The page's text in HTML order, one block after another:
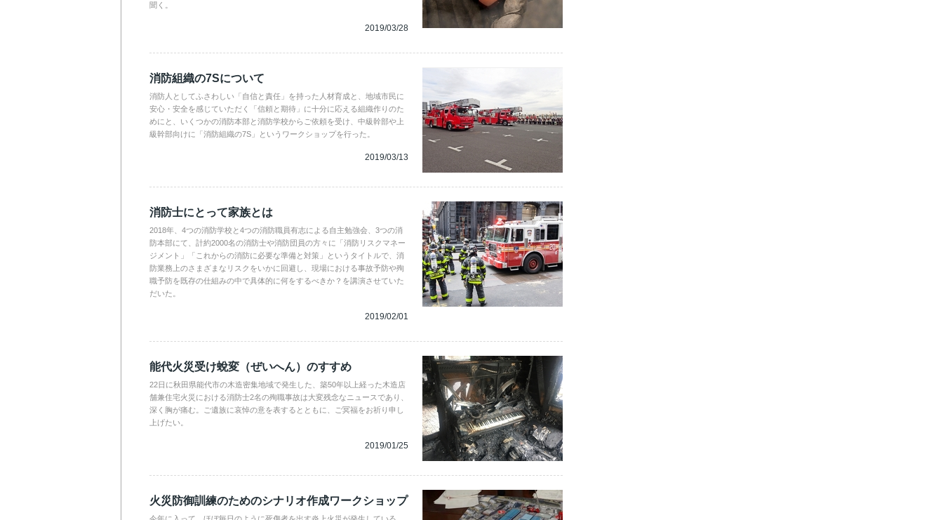
聞く。
2019/03/28
消防組織の7Sについて
消防人としてふさわしい「自信と責任」を持った人材育成と、地域市民に
安心・安全を感じていただく「信頼と期待」に十分に応える組織作りのた
めにと、いくつかの消防本部と消防学校からご依頼を受け、中級幹部や上
級幹部向けに「消防組織の7S」というワークショップを行った。
2019/03/13
消防士にとって家族とは
2018年、4つの消防学校と4つの消防職員有志による自主勉強会、3つの消
防本部にて、計約2000名の消防士や消防団員の方々に「消防リスクマネー
ジメント」「これからの消防に必要な準備と対策」というタイトルで、消
防業務上のさまざまなリスクをいかに回避し、現場における事故予防や殉
職予防を既存の仕組みの中で具体的に何をするべきか？を講演させていた
だいた。
2019/02/01
能代火災受け蛻変（ぜいへん）のすすめ
22日に秋田県能代市の木造密集地域で発生した、築50年以上経った木造店
舗兼住宅火災における消防士2名の殉職事故は大変残念なニュースであり、
深く胸が痛む。ご遺族に哀悼の意を表するとともに、ご冥福をお祈り申し
上げたい。
2019/01/25
火災防御訓練のためのシナリオ作成ワークショップ